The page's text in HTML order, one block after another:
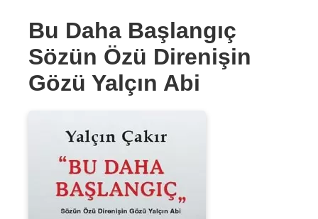
Bu Daha Başlangıç
Sözün Özü Direnişin
Gözü Yalçın Abi